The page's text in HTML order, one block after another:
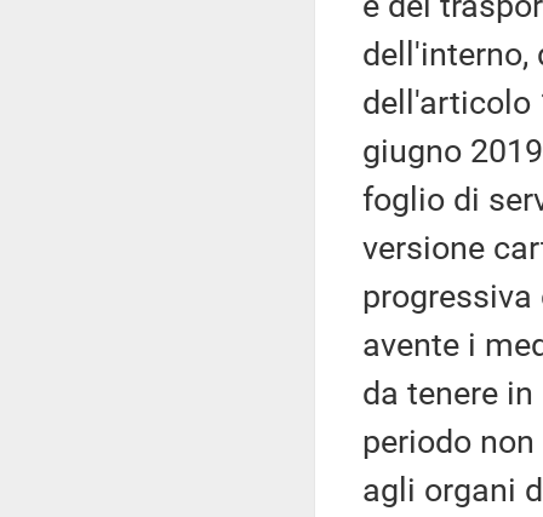
dell'interno,
dell'articolo
giugno
foglio di
versione
avente i
da tenere
periodo
agli organi